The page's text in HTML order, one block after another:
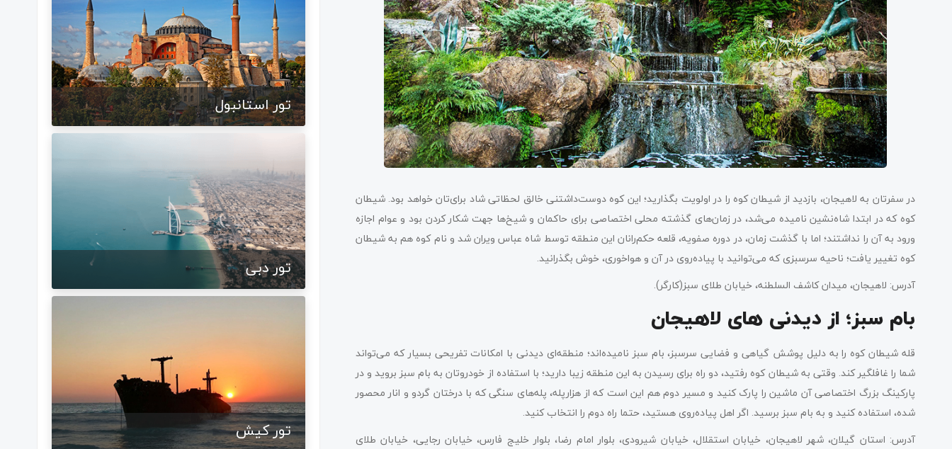
در سفرتان به لاهیجان، بازدید از شیطان کوه را در اولویت بگذارید؛ این کوه دوست‌داشتنی خالق لحظاتی شاد برای‌تان خواهد بود. شیطان
کوه که در ابتدا شاه‌نشین نامیده می‌شد، در زمان‌های گذشته محلی اختصاصی برای حاکمان و شیخ‌ها جهت شکار کردن بود و عوام اجازه
ورود به آن را نداشتند؛ اما با گذشت زمان، در دوره صفویه، قلعه حکم‌رانان این منطقه توسط شاه عباس ویران شد و نام کوه هم به شیطان
کوه تغییر یافت؛ ناحیه سرسبزی که می‌توانید با پیاده‌روی در آن و هواخوری، خوش بگذرانید.
آدرس: لاهیجان، میدان کاشف‌ السلطنه، خیابان طلای سبز(کارگر).
بام سبز؛ از دیدنی های لاهیجان
قله شیطان کوه را به دلیل پوشش گیاهی و فضایی سرسبز، بام سبز نامیده‌اند؛ منطقه‌ای دیدنی با امکانات تفریحی بسیار که می‌تواند
شما را غافلگیر کند. وقتی به شیطان کوه رفتید، دو راه برای رسیدن به این منطقه زیبا دارید؛ با استفاده از خودروتان به بام سبز بروید و در
پارکینگ بزرگ اختصاصی آن ماشین را پارک کنید و مسیر دوم هم این است که از هزارپله، پله‌های سنگی که با درختان گردو و انار محصور
شده، استفاده کنید و به بام سبز برسید. اگر اهل پیاده‌روی هستید، حتما راه دوم را انتخاب کنید.
آدرس: استان گیلان، شهر لاهیجان، خیابان استقلال، خیابان شیرودی، بلوار امام رضا، بلوار خلیج فارس، خیابان رجایی، خیابان طلای
تور استانبول
تور دبی
تور کیش